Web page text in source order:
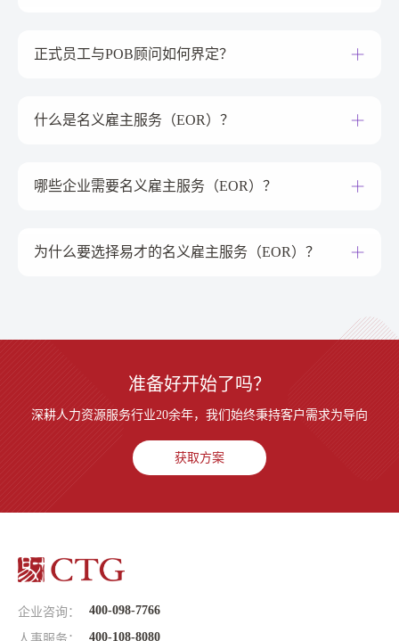
正式员工与POB顾问如何界定？
什么是名义雇主服务（EOR）？
哪些企业需要名义雇主服务（EOR）？
为什么要选择易才的名义雇主服务（EOR）？
准备好开始了吗？
深耕人力资源服务行业20余年，我们始终秉持客户需求为导向
获取方案
企业咨询： 400-098-7766
400-108-8080